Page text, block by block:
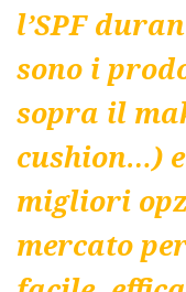
l’SPF
sono i
sopra il
cushion…)
migliori
mercato